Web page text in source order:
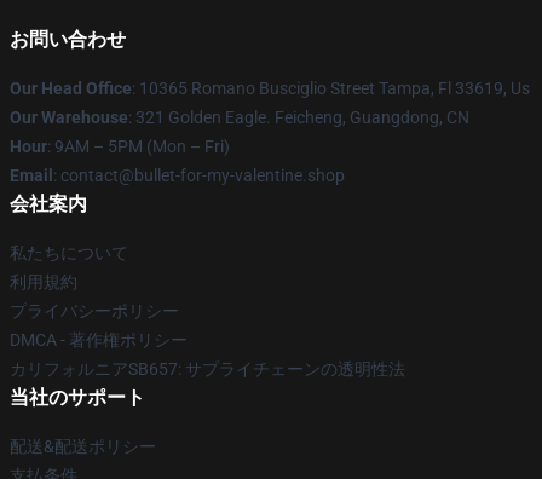
お問い合わせ
Our Head Office: 10365 Romano Busciglio Street Tampa, Fl 33619, Us
Our Warehouse: 321 Golden Eagle. Feicheng, Guangdong, CN
Hour: 9AM – 5PM (Mon – Fri)
Email : contact@bullet-for-my-valentine.shop
会社案内
私たちについて
利用規約
プライバシーポリシー
DMCA - 著作権ポリシー
カリフォルニアSB657: サプライチェーンの透明性法
当社のサポート
配送&配送ポリシー